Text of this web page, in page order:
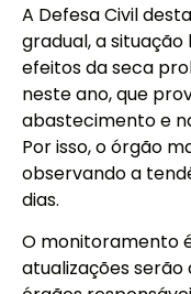
A Defesa Civil
gradual, a
efeitos da seca
neste ano, que
abastecimento e
Por isso, o órgão
observando a
dias.
O monitoramento
atualizações